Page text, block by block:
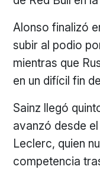
Alonso finalizó
subir al podio
mientras que
en un difícil fin
Sainz llegó
avanzó desde
Leclerc, quien
competencia